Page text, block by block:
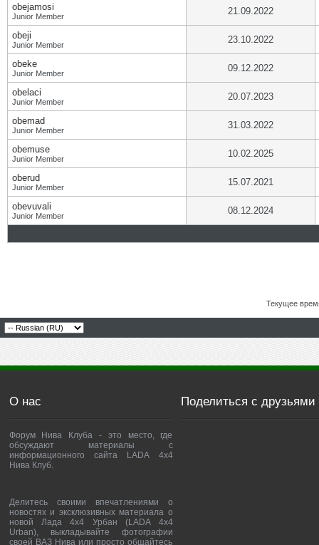
obejamosi
Junior Member 21.09.2022
obeji
Junior Member 23.10.2022
obeke
Junior Member 09.12.2022
obelaci
Junior Member 20.07.2023
obemad
Junior Member 31.03.2022
obemuse
Junior Member 10.02.2025
oberud
Junior Member 15.07.2021
obevuvali
Junior Member 08.12.2024
Текущее
О нас
Форум Нива Клуба - это место, где
обсуждают материалы с
информационного сайта LADA 4x4
Нива Клуб.
Делитесь своими впечатлениями о
новостях и эксклюзивных материала о
новой Лада 4х4 Урбан (LADA 4x4
Urban), выкладывайте фотографии
своей ВАЗ Нива или просто общайтесь
Поделиться с друзьями